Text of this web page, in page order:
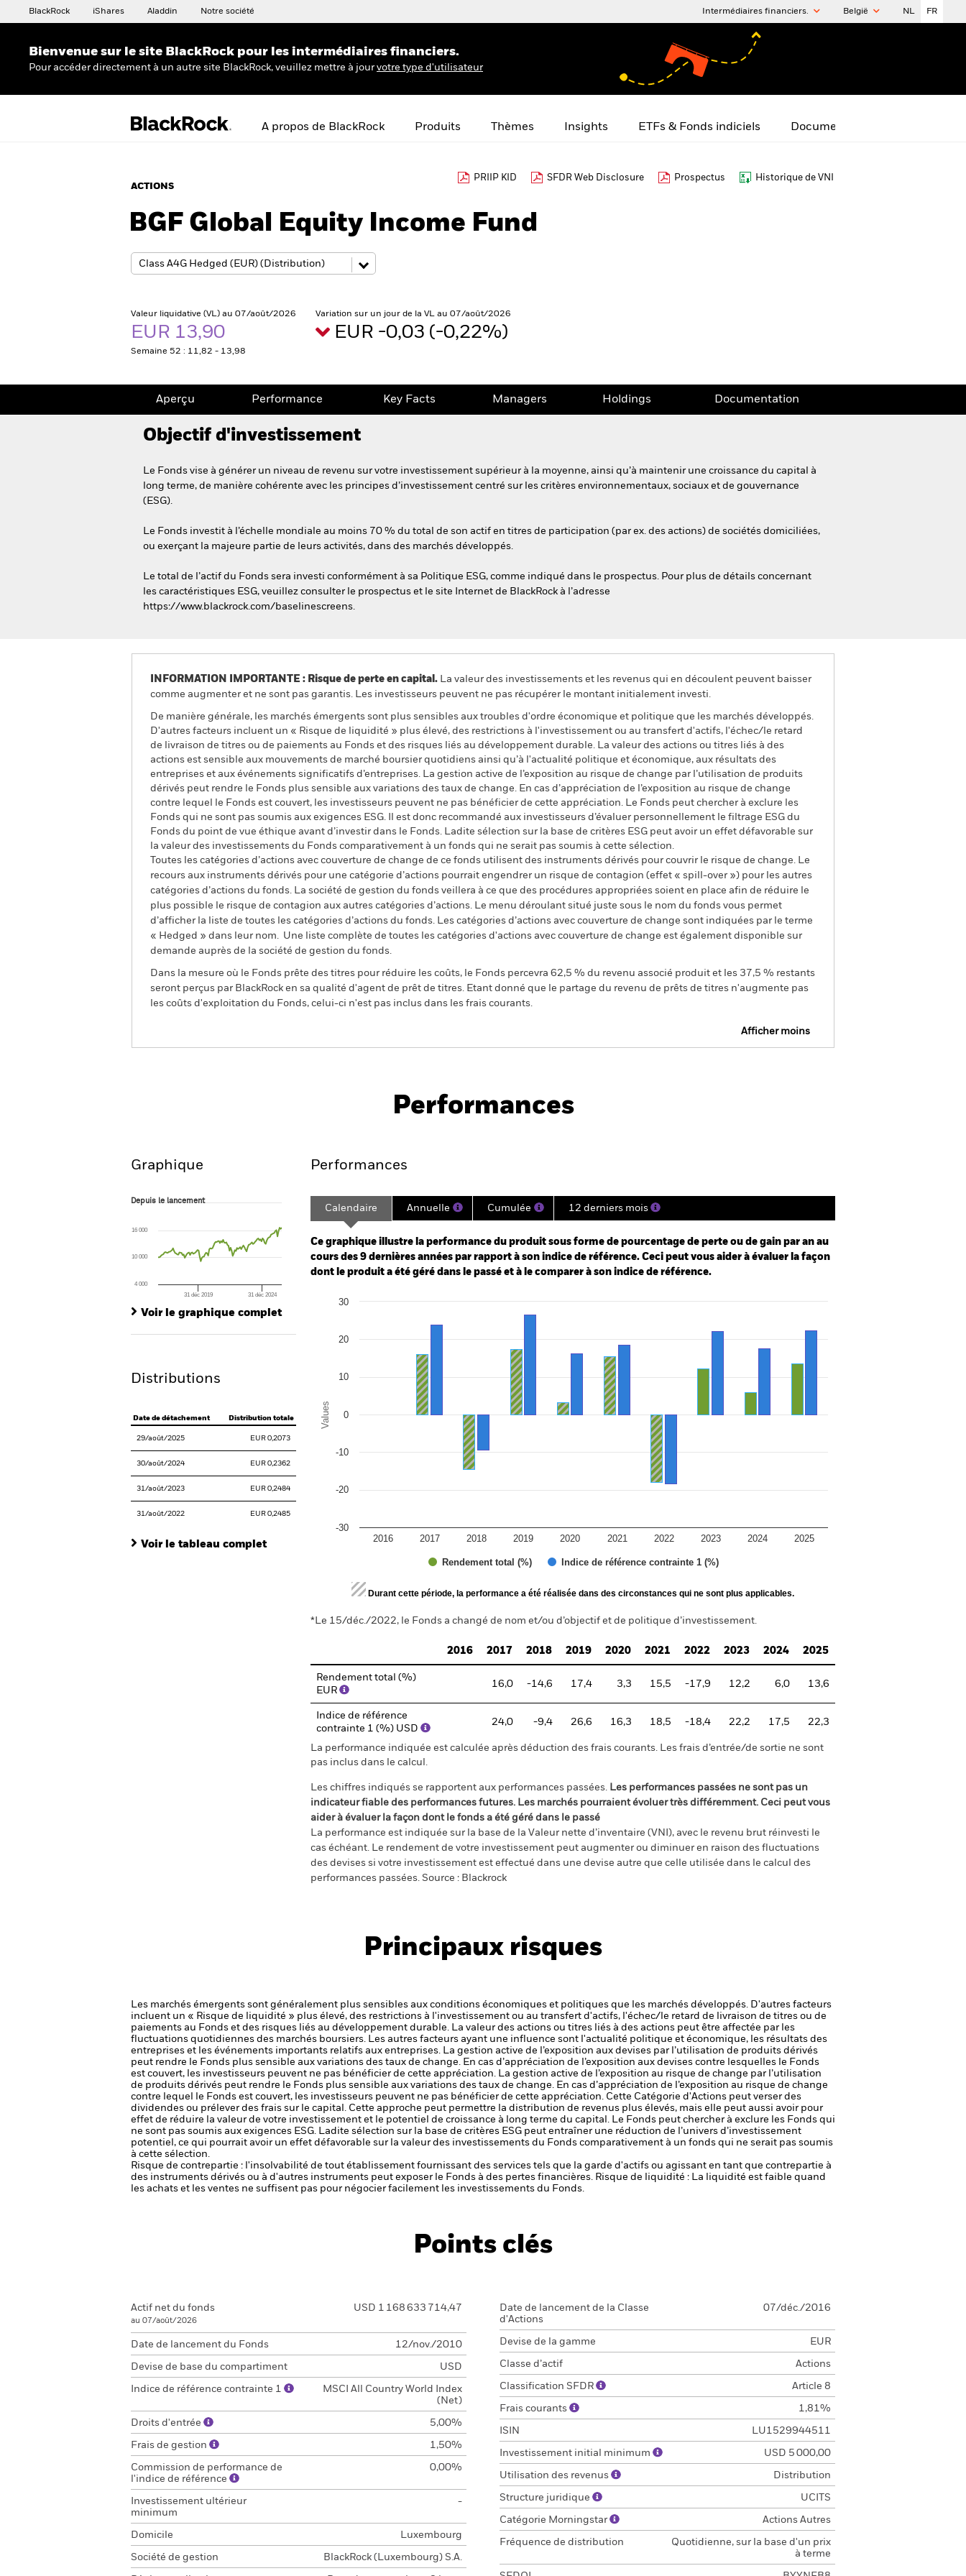
BlackRock iShares Aladdin Notre société Intermédiaires financiers. België NL FR
Bienvenue sur le site BlackRock pour les intermédiaires financiers.
Pour accéder directement à un autre site BlackRock, veuillez mettre à jour votre type d'utilisateur
A propos de BlackRock Produits Thèmes Insights ETFs & Fonds indiciels Documents
ACTIONS
PRIIP KID SFDR Web Disclosure Prospectus Historique de VNI
BGF Global Equity Income Fund
Valeur liquidative (VL) au 07/août/2026
EUR 13,90
Semaine 52 : 11,82 - 13,98
Variation sur un jour de la VL au 07/août/2026
EUR -0,03 (-0,22%)
Aperçu Performance Key Facts Managers Holdings Documentation
Objectif d'investissement
Le Fonds vise à générer un niveau de revenu sur votre investissement supérieur à la moyenne, ainsi qu’à maintenir une croissance du capital à
long terme, de manière cohérente avec les principes d’investissement centré sur les critères environnementaux, sociaux et de gouvernance
(ESG).
Le Fonds investit à l’échelle mondiale au moins 70 % du total de son actif en titres de participation (par ex. des actions) de sociétés domiciliées,
ou exerçant la majeure partie de leurs activités, dans des marchés développés.
Le total de l’actif du Fonds sera investi conformément à sa Politique ESG, comme indiqué dans le prospectus. Pour plus de détails concernant
les caractéristiques ESG, veuillez consulter le prospectus et le site Internet de BlackRock à l’adresse
https://www.blackrock.com/baselinescreens.
INFORMATION IMPORTANTE : Risque de perte en capital. La valeur des investissements et les revenus qui en découlent peuvent baisser
comme augmenter et ne sont pas garantis. Les investisseurs peuvent ne pas récupérer le montant initialement investi.
De manière générale, les marchés émergents sont plus sensibles aux troubles d'ordre économique et politique que les marchés développés.
D'autres facteurs incluent un « Risque de liquidité » plus élevé, des restrictions à l'investissement ou au transfert d'actifs, l'échec/le retard
de livraison de titres ou de paiements au Fonds et des risques liés au développement durable. La valeur des actions ou titres liés à des
actions est sensible aux mouvements de marché boursier quotidiens ainsi qu’à l'actualité politique et économique, aux résultats des
entreprises et aux événements significatifs d’entreprises. La gestion active de l’exposition au risque de change par l’utilisation de produits
dérivés peut rendre le Fonds plus sensible aux variations des taux de change. En cas d’appréciation de l’exposition au risque de change
contre lequel le Fonds est couvert, les investisseurs peuvent ne pas bénéficier de cette appréciation. Le Fonds peut chercher à exclure les
Fonds qui ne sont pas soumis aux exigences ESG. Il est donc recommandé aux investisseurs d’évaluer personnellement le filtrage ESG du
Fonds du point de vue éthique avant d’investir dans le Fonds. Ladite sélection sur la base de critères ESG peut avoir un effet défavorable sur
la valeur des investissements du Fonds comparativement à un fonds qui ne serait pas soumis à cette sélection.
Toutes les catégories d’actions avec couverture de change de ce fonds utilisent des instruments dérivés pour couvrir le risque de change. Le
recours aux instruments dérivés pour une catégorie d’actions pourrait engendrer un risque de contagion (effet « spill-over ») pour les autres
catégories d’actions du fonds. La société de gestion du fonds veillera à ce que des procédures appropriées soient en place afin de réduire le
plus possible le risque de contagion aux autres catégories d’actions. Le menu déroulant situé juste sous le nom du fonds vous permet
d’afficher la liste de toutes les catégories d’actions du fonds. Les catégories d’actions avec couverture de change sont indiquées par le terme
« Hedged » dans leur nom. Une liste complète de toutes les catégories d'actions avec couverture de change est également disponible sur
demande auprès de la société de gestion du fonds.
Dans la mesure où le Fonds prête des titres pour réduire les coûts, le Fonds percevra 62,5 % du revenu associé produit et les 37,5 % restants
seront perçus par BlackRock en sa qualité d'agent de prêt de titres. Etant donné que le partage du revenu de prêts de titres n'augmente pas
les coûts d'exploitation du Fonds, celui-ci n'est pas inclus dans les frais courants.
Afficher moins
Key Facts Managers
Performances
Graphique
Depuis le lancement
The chart has 1 X axis displaying Time. Range: 2016-11-01 00:00:00 to 2026-07-31 00:00:00.
The chart has 1 Y axis displaying values. Range: -60 to 120.
Depuis le lancement
31 déc 2019 31 déc 2024
4 000
10 000
16 000
Voir le graphique complet
Distributions
Date de détachement Distribution totale
29/août/2025 EUR 0,2073
30/août/2024 EUR 0,2362
31/août/2023 EUR 0,2484
31/août/2022 EUR 0,2485
Voir le tableau complet
Performances
Calendaire Annuelle Cumulée 12 derniers mois
Ce graphique illustre la performance du produit sous forme de pourcentage de perte ou de gain par an au
cours des 9 dernières années par rapport à son indice de référence. Ceci peut vous aider à évaluer la façon
dont le produit a été géré dans le passé et à le comparer à son indice de référence.
Bar chart with 2 data series.
Values
Rendement total (%) Indice de référence contrainte 1 (%)
2016 2017 2018 2019 2020 2021 2022 2023 2024 2025
-30
-20
-10
0
10
20
30
End of interactive chart.
Durant cette période, la performance a été réalisée dans des circonstances qui ne sont plus applicables.
*Le 15/déc./2022, le Fonds a changé de nom et/ou d’objectif et de politique d’investissement.
2016 2017 2018 2019 2020 2021 2022 2023 2024 2025
Rendement total (%)
EUR
16,0 -14,6 17,4 3,3 15,5 -17,9 12,2 6,0 13,6
Indice de référence
contrainte 1 (%) USD
24,0 -9,4 26,6 16,3 18,5 -18,4 22,2 17,5 22,3
La performance indiquée est calculée après déduction des frais courants. Les frais d’entrée/de sortie ne sont
pas inclus dans le calcul.
Les chiffres indiqués se rapportent aux performances passées. Les performances passées ne sont pas un
indicateur fiable des performances futures. Les marchés pourraient évoluer très différemment. Ceci peut vous
aider à évaluer la façon dont le fonds a été géré dans le passé
La performance est indiquée sur la base de la Valeur nette d’inventaire (VNI), avec le revenu brut réinvesti le
cas échéant. Le rendement de votre investissement peut augmenter ou diminuer en raison des fluctuations
des devises si votre investissement est effectué dans une devise autre que celle utilisée dans le calcul des
performances passées. Source : Blackrock
Principaux risques
Les marchés émergents sont généralement plus sensibles aux conditions économiques et politiques que les marchés développés. D'autres facteurs
incluent un « Risque de liquidité » plus élevé, des restrictions à l'investissement ou au transfert d'actifs, l'échec/le retard de livraison de titres ou de
paiements au Fonds et des risques liés au développement durable. La valeur des actions ou titres liés à des actions peut être affectée par les
fluctuations quotidiennes des marchés boursiers. Les autres facteurs ayant une influence sont l'actualité politique et économique, les résultats des
entreprises et les événements importants relatifs aux entreprises. La gestion active de l’exposition aux devises par l’utilisation de produits dérivés
peut rendre le Fonds plus sensible aux variations des taux de change. En cas d’appréciation de l’exposition aux devises contre lesquelles le Fonds
est couvert, les investisseurs peuvent ne pas bénéficier de cette appréciation. La gestion active de l’exposition au risque de change par l’utilisation
de produits dérivés peut rendre le Fonds plus sensible aux variations des taux de change. En cas d’appréciation de l’exposition au risque de change
contre lequel le Fonds est couvert, les investisseurs peuvent ne pas bénéficier de cette appréciation. Cette Catégorie d'Actions peut verser des
dividendes ou prélever des frais sur le capital. Cette approche peut permettre la distribution de revenus plus élevés, mais elle peut aussi avoir pour
effet de réduire la valeur de votre investissement et le potentiel de croissance à long terme du capital. Le Fonds peut chercher à exclure les Fonds qui
ne sont pas soumis aux exigences ESG. Ladite sélection sur la base de critères ESG peut entraîner une réduction de l’univers d’investissement
potentiel, ce qui pourrait avoir un effet défavorable sur la valeur des investissements du Fonds comparativement à un fonds qui ne serait pas soumis
à cette sélection.
Risque de contrepartie : l'insolvabilité de tout établissement fournissant des services tels que la garde d'actifs ou agissant en tant que contrepartie à
des instruments dérivés ou à d'autres instruments peut exposer le Fonds à des pertes financières. Risque de liquidité : La liquidité est faible quand
les achats et les ventes ne suffisent pas pour négocier facilement les investissements du Fonds.
Points clés
Actif net du fonds
au 07/août/2026
USD 1 168 633 714,47
Date de lancement du Fonds 12/nov./2010
Devise de base du compartiment USD
Indice de référence contrainte 1
MSCI All Country World Index
(Net)
Droits d'entrée 5,00%
Frais de gestion 1,50%
Commission de performance de
l'indice de référence
0,00%
Investissement ultérieur
minimum
-
Domicile Luxembourg
Société de gestion BlackRock (Luxembourg) S.A.
Date de lancement de la Classe
d'Actions
07/déc./2016
Devise de la gamme EUR
Classe d’actif Actions
Classification SFDR Article 8
Frais courants 1,81%
ISIN LU1529944511
Investissement initial minimum USD 5 000,00
Utilisation des revenus Distribution
Structure juridique UCITS
Catégorie Morningstar Actions Autres
Fréquence de distribution
Quotidienne, sur la base d'un prix
à terme